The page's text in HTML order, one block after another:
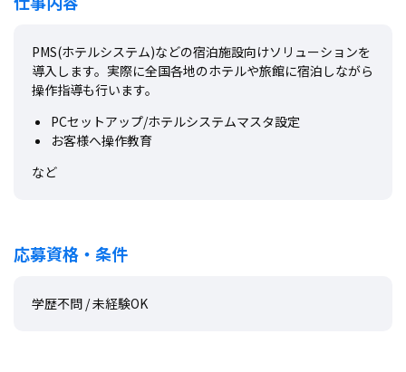
PMS(ホテルシステム)などの宿泊施設向けソリューションを
導入します。実際に全国各地のホテルや旅館に宿泊しながら
操作指導も行います。
PCセットアップ/ホテルシステムマスタ設定
お客様へ操作教育
など
応募資格・条件
学歴不問 / 未経験OK